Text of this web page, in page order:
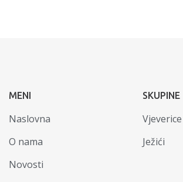
MENI
Naslovna
O nama
Novosti
SKUPINE
Vjeverice
Ježići